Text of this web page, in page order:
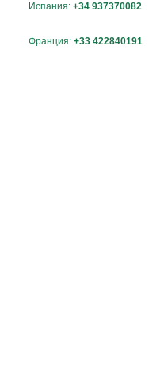
Испания: +34 937370082
Франция: +33 422840191